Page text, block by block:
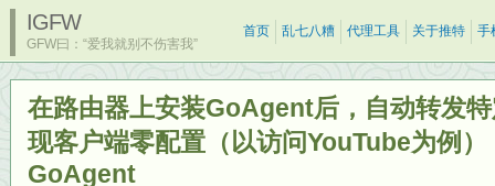
IGFW
GFW曰：“爱我就别不伤害我”
首页 乱七八糟 代理工具 关于推特 手
在路由器上安装GoAgent后，自动转发
现客户端零配置（以访问YouTube为例
GoAgent